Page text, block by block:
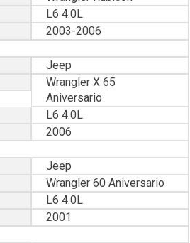
L6 4.0L
2003-2006
Jeep
Wrangler X 65
Aniversario
L6 4.0L
2006
Jeep
Wrangler 60 Aniversario
L6 4.0L
2001